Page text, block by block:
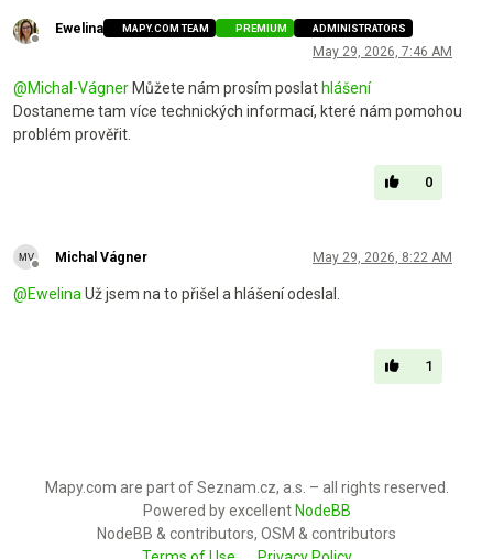
Offline
Ewelina MAPY.COM TEAM PREMIUM ADMINISTRATORS
May 29, 2026, 7:46 AM
@Michal-Vágner Můžete nám prosím poslat hlášení
Dostaneme tam více technických informací, které nám pomohou
problém prověřit.
0
Offline
Michal Vágner May 29, 2026, 8:22 AM
@Ewelina Už jsem na to přišel a hlášení odeslal.
1
Mapy.com are part of Seznam.cz, a.s. – all rights reserved.
Powered by excellent NodeBB
NodeBB & contributors, OSM & contributors